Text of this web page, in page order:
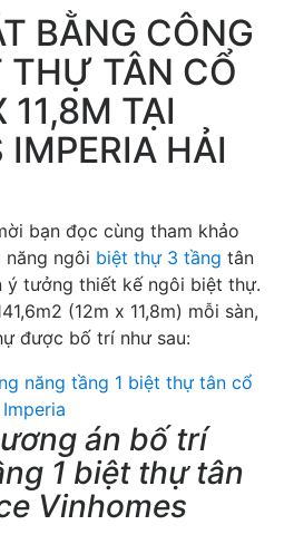
BẰNG CÔNG
THỰ TÂN CỔ
TẠI
HẢI
bạn đọc cùng tham khảo
ngôi biệt thự 3 tầng tân
ý tưởng thiết kế ngôi biệt thự.
(12m x 11,8m) mỗi sàn,
được bố trí như sau:
án bố trí
1 biệt thự tân
Vinhomes